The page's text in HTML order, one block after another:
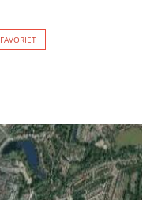
FAVORIET